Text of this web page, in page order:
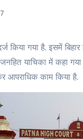
याचिका में कहा
आपराधिक काम किया है.